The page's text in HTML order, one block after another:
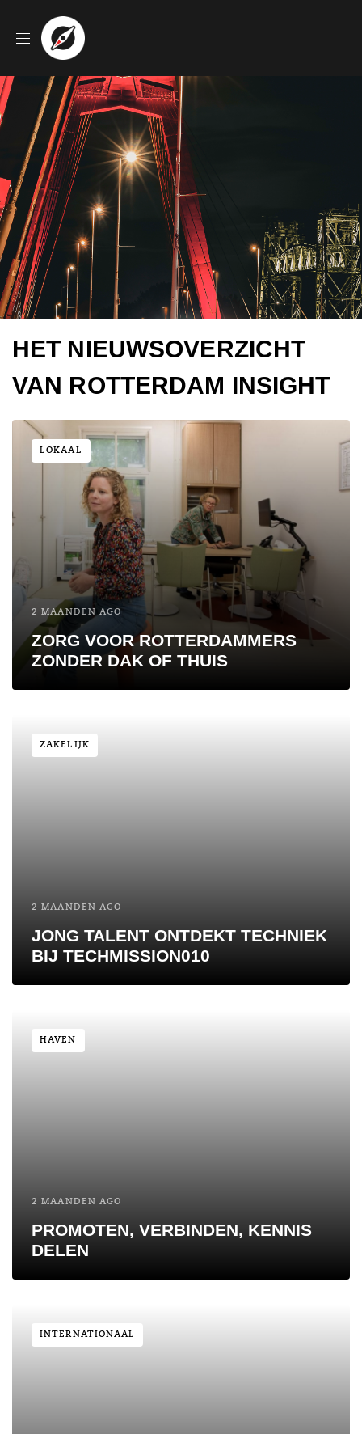
HET NIEUWSOVERZICHT
VAN ROTTERDAM INSIGHT
LOKAAL
2 MAANDEN AGO
ZORG VOOR ROTTERDAMMERS
ZONDER DAK OF THUIS
ZAKELIJK
2 MAANDEN AGO
JONG TALENT ONTDEKT TECHNIEK
BIJ TECHMISSION010
HAVEN
2 MAANDEN AGO
PROMOTEN, VERBINDEN, KENNIS
DELEN
INTERNATIONAAL